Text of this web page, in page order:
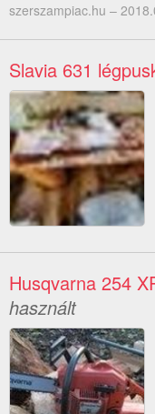
szerszampiac.hu –
Slavia 631
Husqvarna 254
használt